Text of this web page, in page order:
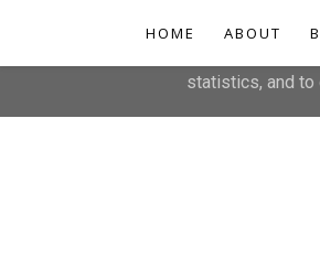
HOME ABOUT
This site uses
statistics, and to